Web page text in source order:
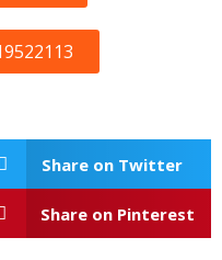
Share on Twitter
Share on Pinterest